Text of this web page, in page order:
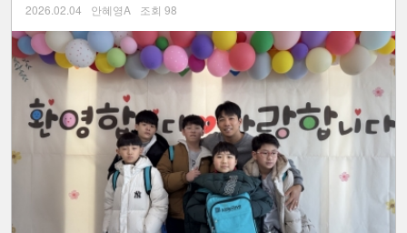
2026.02.04 안혜영A 조회 98